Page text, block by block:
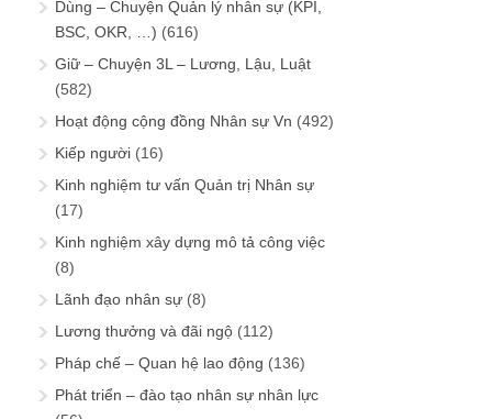
Dùng – Chuyện Quản lý nhân sự (KPI,
BSC, OKR, …) (616)
Giữ – Chuyện 3L – Lương, Lậu, Luật
(582)
Hoạt động cộng đồng Nhân sự Vn (492)
Kiếp người (16)
Kinh nghiệm tư vấn Quản trị Nhân sự
(17)
Kinh nghiệm xây dựng mô tả công việc
(8)
Lãnh đạo nhân sự (8)
Lương thưởng và đãi ngộ (112)
Pháp chế – Quan hệ lao động (136)
Phát triển – đào tạo nhân sự nhân lực